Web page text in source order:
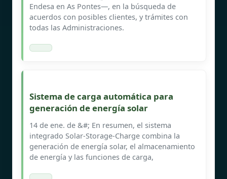
Endesa en As Pontes—, en la búsqueda de
acuerdos con posibles clientes, y trámites con
todas las Administraciones.
Sistema de carga automática para
generación de energía solar
14 de ene. de &#; En resumen, el sistema
integrado Solar-Storage-Charge combina la
generación de energía solar, el almacenamiento
de energía y las funciones de carga,